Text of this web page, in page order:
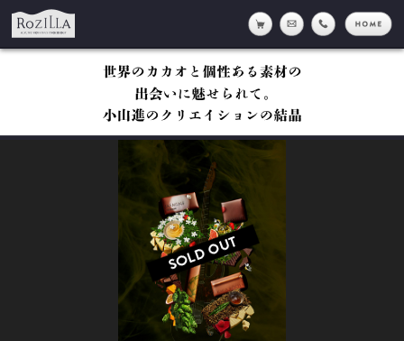
online shop
メール tell